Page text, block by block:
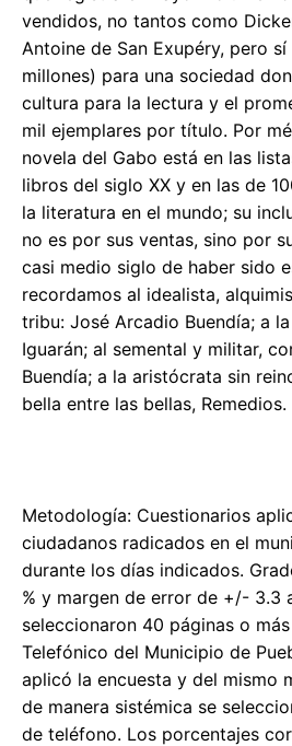
vendidos, no tantos como
Antoine de San Exupéry, pero
millones) para una sociedad
cultura para la lectura y el
mil ejemplares por título. Por
novela del Gabo está en las
libros del siglo XX y en las de
la literatura en el mundo; su
no es por sus ventas, sino por
casi medio siglo de haber sido
recordamos al idealista,
tribu: José Arcadio Buendía; a
Iguarán; al semental y militar,
Buendía; a la aristócrata sin
bella entre las bellas, Remedios.
Metodología: Cuestionarios
ciudadanos radicados en el
durante los días indicados.
% y margen de error de +/- 3.3
seleccionaron 40 páginas o
Telefónico del Municipio de
aplicó la encuesta y del mismo
de manera sistémica se
de teléfono. Los porcentajes